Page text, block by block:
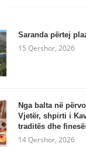
Saranda përtej
15 Qershor, 2026
Nga balta në
Vjetër, shpirti i
traditës dhe
14 Qershor, 2026